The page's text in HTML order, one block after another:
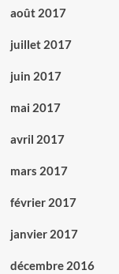
août 2017
juillet 2017
juin 2017
mai 2017
avril 2017
mars 2017
février 2017
janvier 2017
décembre 2016